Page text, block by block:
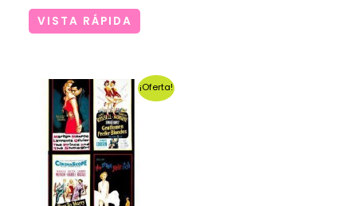
VISTA RÁPIDA
¡Oferta!